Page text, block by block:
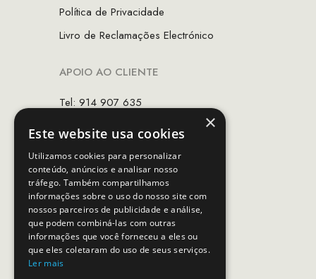
Política de Privacidade
Livro de Reclamações Electrónico
APOIO AO CLIENTE
Tel: 914 907 635
Horário de contacto:
Dias úteis das 10h as 19h
SEGUE-NOS
×
Este website usa cookies
Utilizamos cookies para personalizar
conteúdo, anúncios e analisar nosso
tráfego. Também compartilhamos
informações sobre o uso do nosso site com
nossos parceiros de publicidade e análise,
que podem combiná-las com outras
informações que você forneceu a eles ou
que eles coletaram do uso de seus serviços.
Ler mais